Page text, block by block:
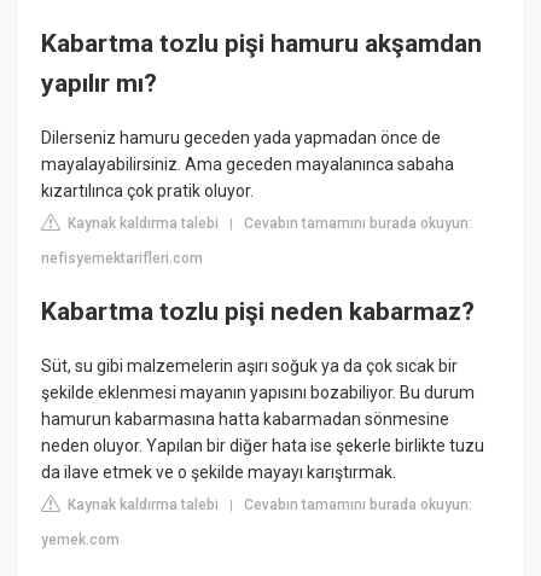
Kabartma tozlu pişi hamuru akşamdan
yapılır mı?
Dilerseniz hamuru geceden yada yapmadan önce de
mayalayabilirsiniz. Ama geceden mayalanınca sabaha
kızartılınca çok pratik oluyor.
Kaynak kaldırma talebi |Cevabın tamamını burada okuyun:
nefisyemektarifleri.com
Kabartma tozlu pişi neden kabarmaz?
Süt, su gibi malzemelerin aşırı soğuk ya da çok sıcak bir
şekilde eklenmesi mayanın yapısını bozabiliyor. Bu durum
hamurun kabarmasına hatta kabarmadan sönmesine
neden oluyor. Yapılan bir diğer hata ise şekerle birlikte tuzu
da ilave etmek ve o şekilde mayayı karıştırmak.
Kaynak kaldırma talebi |Cevabın tamamını burada okuyun:
yemek.com